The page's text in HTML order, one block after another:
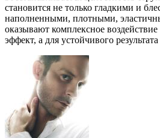
становится не только гладкими и
наполненными, плотными,
оказывают комплексное
эффект, а для устойчивого результата